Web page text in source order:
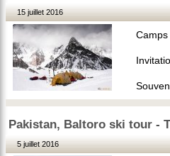
15 juillet 2016
Pakistan, Baltoro ski tour -
5 juillet 2016